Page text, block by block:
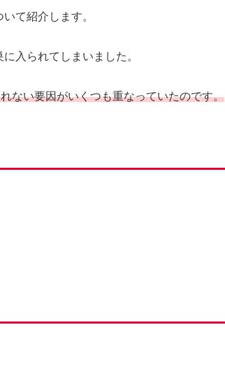
て紹介します。
入られてしまいました。
ない要因がいくつも重なっていたのです。